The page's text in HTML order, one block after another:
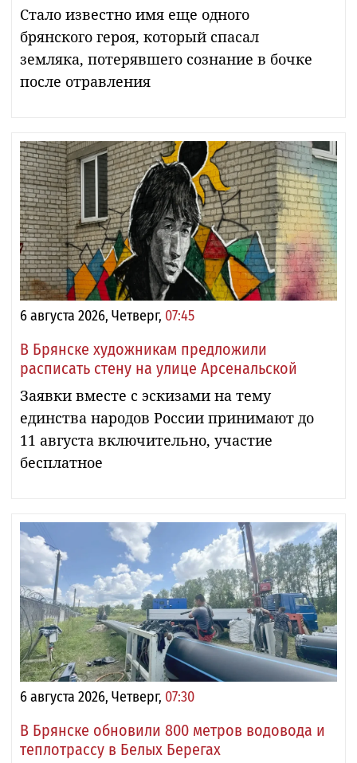
Стало известно имя еще одного
брянского героя, который спасал
земляка, потерявшего сознание в бочке
после отравления
6 августа 2026, Четверг, 07:45
В Брянске художникам предложили
расписать стену на улице Арсенальской
Заявки вместе с эскизами на тему
единства народов России принимают до
11 августа включительно, участие
бесплатное
6 августа 2026, Четверг, 07:30
В Брянске обновили 800 метров водовода и
теплотрассу в Белых Берегах